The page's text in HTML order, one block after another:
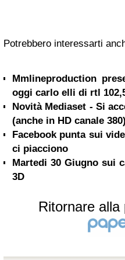
Potrebbero interessarti
Mmlineproduction
oggi carlo elli di rtl
Novità Mediaset - Si
(anche in HD canale 380)
Facebook punta sui
ci piacciono
Martedi 30 Giugno sui
3D
Ritornare alla